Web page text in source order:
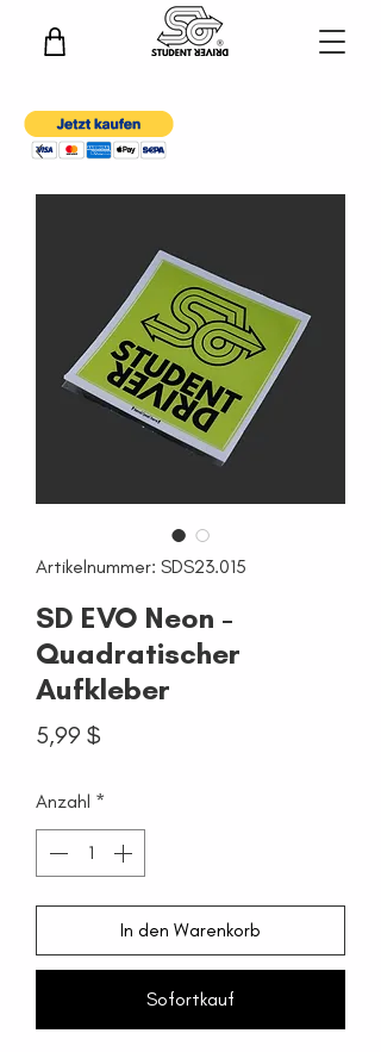
Artikelnummer: SDS23.015
SD EVO Neon -
Quadratischer
Aufkleber
5,99 $
Anzahl *
In den Warenkorb
Sofortkauf